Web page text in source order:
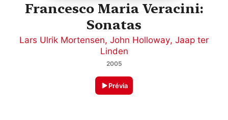
Francesco Maria Veracini:
Sonatas
Lars Ulrik Mortensen, John Holloway, Jaap ter
Linden
2005
Prévia